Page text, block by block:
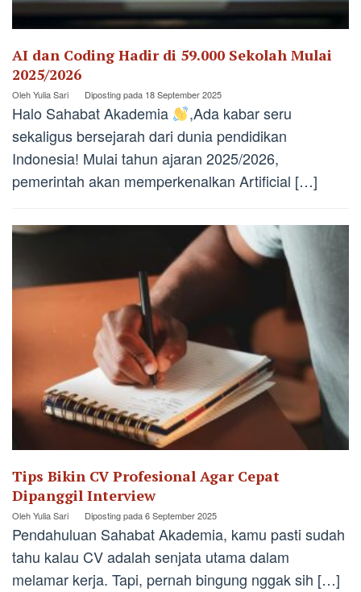
AI dan Coding Hadir di 59.000 Sekolah Mulai
2025/2026
OlehYulia Sari Diposting pada 18 September 2025
Halo Sahabat Akademia
,Ada kabar seru
sekaligus bersejarah dari dunia pendidikan
Indonesia! Mulai tahun ajaran 2025/2026,
pemerintah akan memperkenalkan Artificial […]
Tips Bikin CV Profesional Agar Cepat
Dipanggil Interview
OlehYulia Sari Diposting pada6 September 2025
Pendahuluan Sahabat Akademia, kamu pasti sudah
tahu kalau CV adalah senjata utama dalam
melamar kerja. Tapi, pernah bingung nggak sih […]